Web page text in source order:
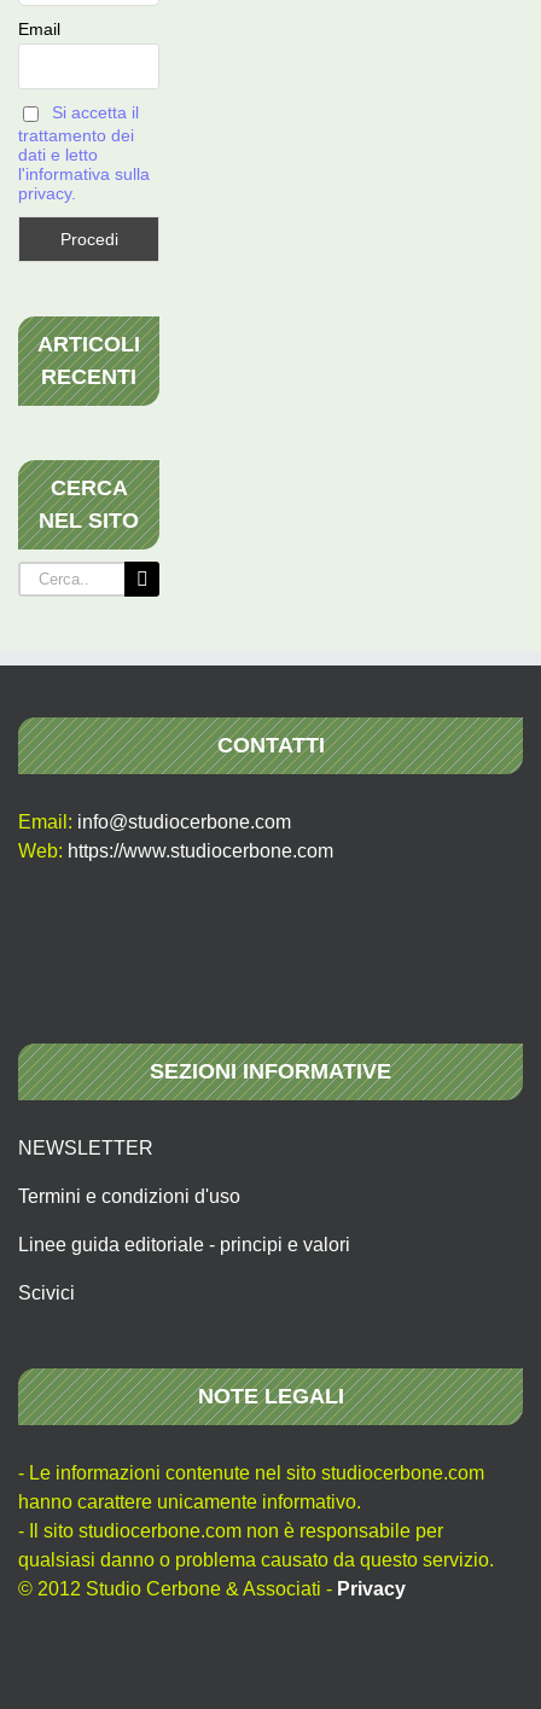
Email
Si accetta il
trattamento dei
dati e letto
l'informativa sulla
privacy.
ARTICOLI
RECENTI
CERCA
NEL SITO
Cerca
per:
CONTATTI
Email: info@studiocerbone.com
Web: https://www.studiocerbone.com
SEZIONI INFORMATIVE
NEWSLETTER
Termini e condizioni d'uso
Linee guida editoriale - principi e valori
Scivici
NOTE LEGALI
- Le informazioni contenute nel sito studiocerbone.com
hanno carattere unicamente informativo.
- Il sito studiocerbone.com non è responsabile per
qualsiasi danno o problema causato da questo servizio.
© 2012 Studio Cerbone & Associati - Privacy